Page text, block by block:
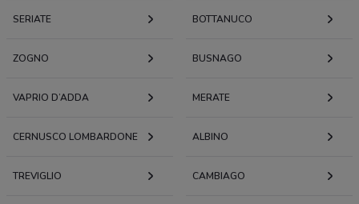
SERIATE BOTTANUCO
ZOGNO BUSNAGO
VAPRIO D’ADDA MERATE
CERNUSCO LOMBARDONE ALBINO
TREVIGLIO CAMBIAGO